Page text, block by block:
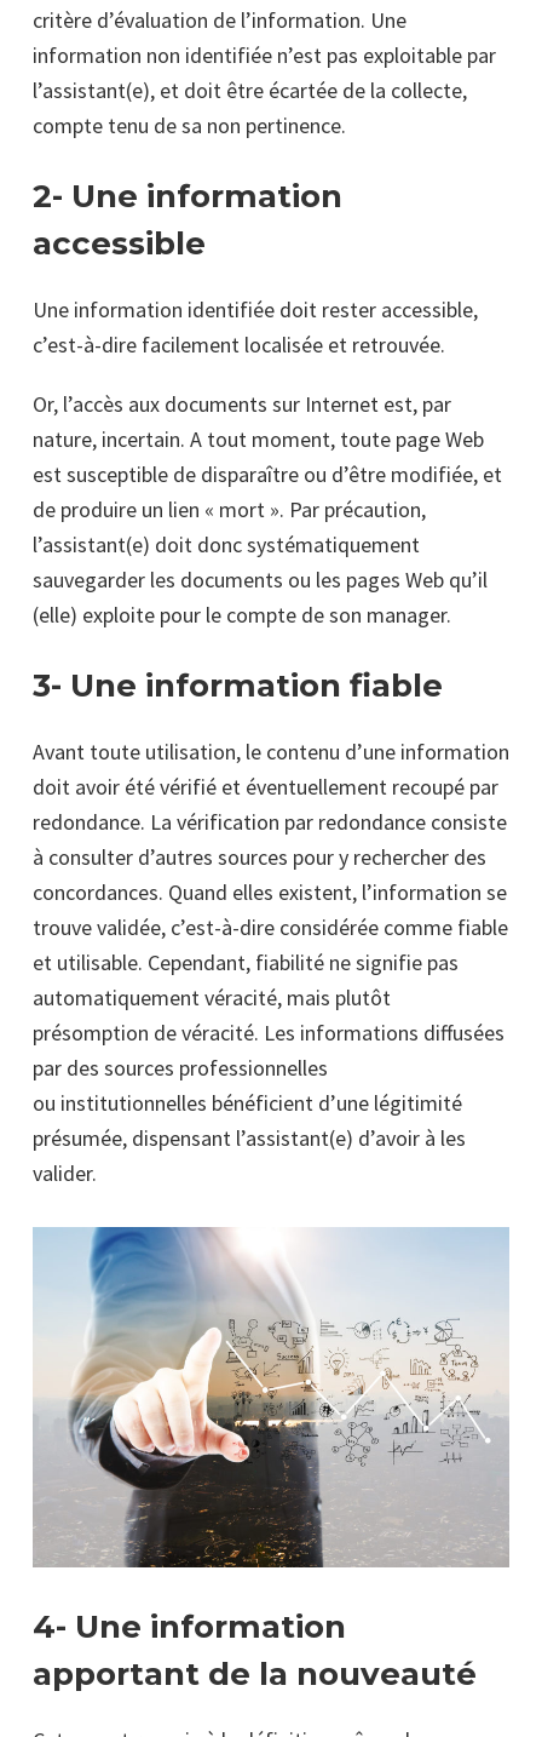
critère d’évaluation de l’information. Une
information non identifiée n’est pas exploitable par
l’assistant(e), et doit être écartée de la collecte,
compte tenu de sa non pertinence.
2- Une information
accessible
Une information identifiée doit rester accessible,
c’est-à-dire facilement localisée et retrouvée.
Or, l’accès aux documents sur Internet est, par
nature, incertain. A tout moment, toute page Web
est susceptible de disparaître ou d’être modifiée, et
de produire un lien « mort ». Par précaution,
l’assistant(e) doit donc systématiquement
sauvegarder les documents ou les pages Web qu’il
(elle) exploite pour le compte de son manager.
3- Une information fiable
Avant toute utilisation, le contenu d’une information
doit avoir été vérifié et éventuellement recoupé par
redondance. La vérification par redondance consiste
à consulter d’autres sources pour y rechercher des
concordances. Quand elles existent, l’information se
trouve validée, c’est-à-dire considérée comme fiable
et utilisable. Cependant, fiabilité ne signifie pas
automatiquement véracité, mais plutôt
présomption de véracité. Les informations diffusées
par des sources professionnelles
ou institutionnelles bénéficient d’une légitimité
présumée, dispensant l’assistant(e) d’avoir à les
valider.
4- Une information
apportant de la nouveauté